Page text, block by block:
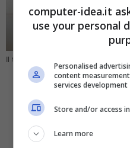
Il trucchetto per trasformare le
computer-idea.it
use your personal
Personalised
content
services development
Store and/or access
Learn more